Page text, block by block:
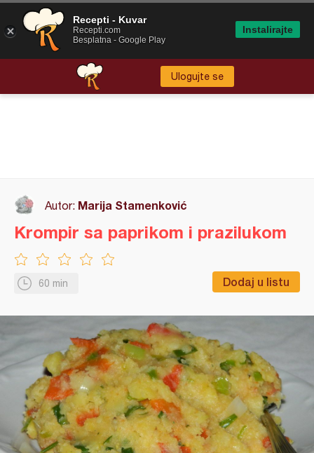
Ulogujte se
Autor: Marija Stamenković
60 min Dodaj u listu
Krompir sa paprikom i prazilukom
Recepti - Kuvar
Recepti.com
Besplatna - Google Play
Instalirajte